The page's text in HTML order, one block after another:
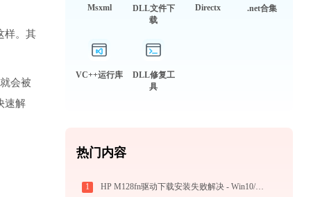
样。其
会被
速解
Msxml
DLL文件下
载
Directx .net合集
VC++运行库
DLL修复工
具
热门内容
1 HP M128fn驱动下载安装失败解决 - Win10/Win11官方驱动+安装问题修复